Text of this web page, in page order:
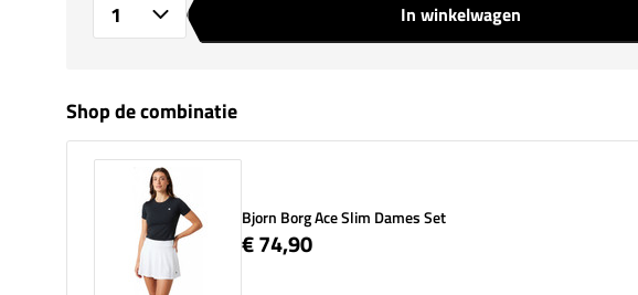
In winkelwagen
Shop de combinatie
Bjorn Borg Ace Slim Dames Set
€ 74,90